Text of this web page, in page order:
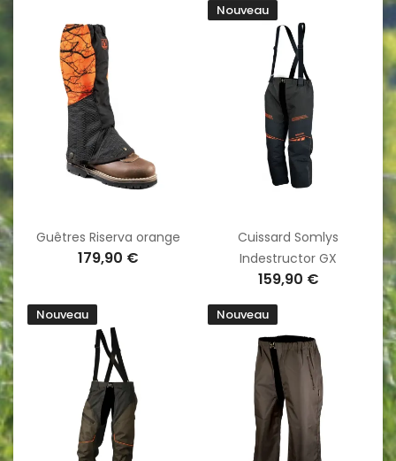
Guêtres Riserva orange
179,90 €
Nouveau
Cuissard Somlys
Indestructor GX
159,90 €
Nouveau Nouveau